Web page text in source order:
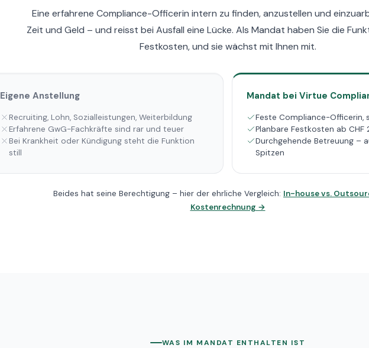
Eine erfahrene Compliance-Officerin intern zu finden, anzustellen und
Zeit und Geld – und reisst bei Ausfall eine Lücke. Als Mandat haben Sie die
Festkosten, und sie wächst mit Ihnen mit.
Eigene Anstellung
Recruiting, Lohn, Sozialleistungen, Weiterbildung
Erfahrene GwG-Fachkräfte sind rar und teuer
Bei Krankheit oder Kündigung steht die Funktion
still
Mandat bei Virtue
Feste Compliance-Officerin,
Planbare Festkosten ab
Durchgehende Betreuung –
Spitzen
Beides hat seine Berechtigung – hier der ehrliche Vergleich: In-house vs.
Kostenrechnung →
WAS IM MANDAT ENTHALTEN IST